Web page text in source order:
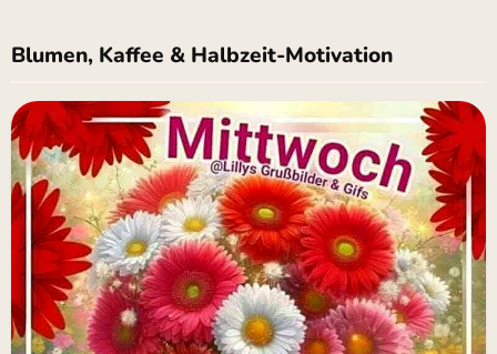
Blumen, Kaffee & Halbzeit-Motivation